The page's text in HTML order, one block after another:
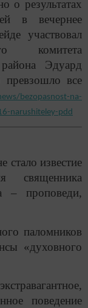
о результатах
в вечернее
участвовал
комитета
Эдуард
превзошло все
bezopasnost-na-
narushiteley-pdd
стало известие
священника
– проповеди,
паломников
«духовного
поведение